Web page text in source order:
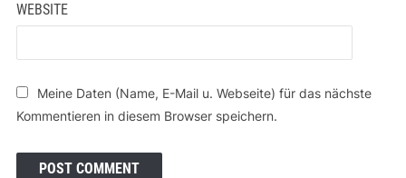
WEBSITE
Meine Daten (Name, E-Mail u. Webseite) für das nächste
Kommentieren in diesem Browser speichern.